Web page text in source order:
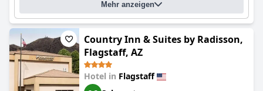
Mehr anzeigen
Country Inn & Suites by Radisson,
Flagstaff, AZ
Hotel in Flagstaff